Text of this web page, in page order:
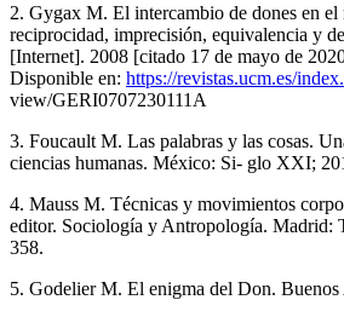
2. Gygax M. El intercambio de dones en el
reciprocidad, imprecisión, equivalencia y
[Internet]. 2008 [citado 17 de mayo de
Disponible en: https://revistas.ucm.es/
view/GERI0707230111A
3. Foucault M. Las palabras y las cosas.
ciencias humanas. México: Si- glo XXI;
4. Mauss M. Técnicas y movimientos
editor. Sociología y Antropología. Madrid:
358.
5. Godelier M. El enigma del Don. Buenos